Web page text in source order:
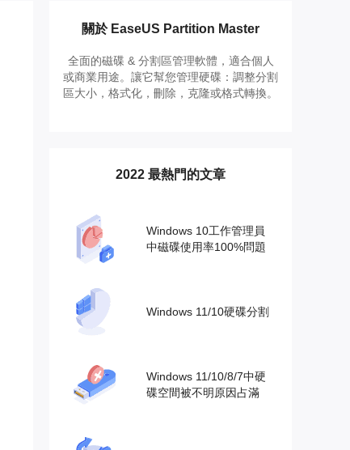
下載線上影片/音樂
EaseUS VoiceWave
即時變聲
線上刪除人聲
MakeMyAudio
邀請好友，賺取獎勵
關於 EaseUS Partition Master
全面的磁碟 & 分割區管理軟體，適合個人
或商業用途。讓它幫您管理硬碟：調整分割
區大小，格式化，刪除，克隆或格式轉換。
2022 最熱門的文章
Windows 10工作管理員
中磁碟使用率100%問題
Windows 11/10硬碟分割
Windows 11/10/8/7中硬
碟空間被不明原因占滿